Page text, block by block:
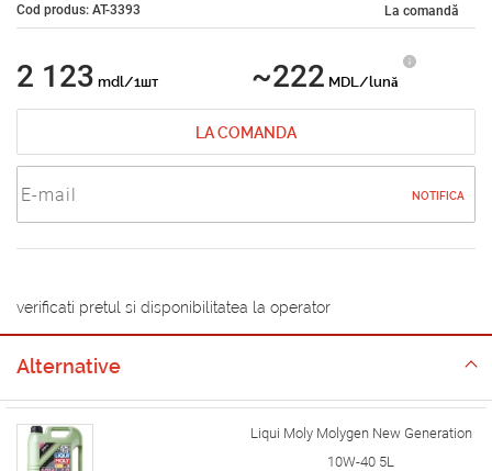
Cod produs: AT-3393 La comandă
2 123 mdl/1шт ~222 MDL/lună
LA COMANDA
NOTIFICA
verificati pretul si disponibilitatea la operator
Alternative
Liqui Moly Molygen New Generation
10W-40 5L